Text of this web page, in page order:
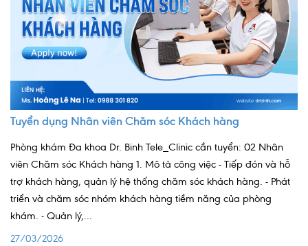
Xét nghiệm sàng lọc NIPT
Chẩn đoán hình ảnh
Các gói khám sức khỏe
Gói khám sức khỏe cá nhân định kỳ
Gói khám tầm soát ung thư sớm
Gói quản lý mạn tính
Dịch vụ ưu đãi đặc biệt
Bác sĩ online - Tư vấn từ xa
Tuyển dụng Nhân viên Chăm sóc Khách hàng
Phòng khám Đa khoa Dr. Binh Tele_Clinic cần tuyển: 02 Nhân
viên Chăm sóc Khách hàng 1. Mô tả công việc - Tiếp đón và hỗ
trợ khách hàng, quản lý hệ thống chăm sóc khách hàng. - Phát
triển và chăm sóc nhóm khách hàng tiềm năng của phòng
khám. - Quản lý,...
27/03/2026